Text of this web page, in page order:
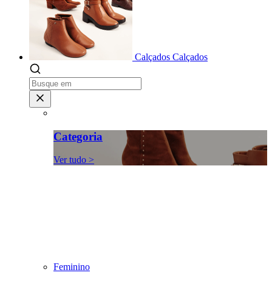
Calçados Calçados
Categoria
Ver tudo >
Feminino